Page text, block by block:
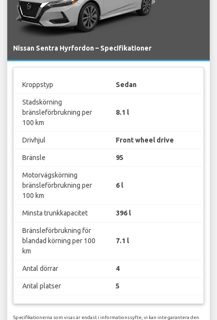
Nissan Sentra Hyrfordon – Specifikationer
Kroppstyp Sedan
Stadskörning
bränsleförbrukning per
100 km
8.1 l
Drivhjul Front wheel drive
Bränsle 95
Motorvägskörning
bränsleförbrukning per
100 km
6 l
Minsta trunkkapacitet 396 l
Bränsleförbrukning för
blandad körning per 100
km
7.1 l
Antal dörrar 4
Antal platser 5
Specifikationerna som visas är endast i informationssyfte, vi kan inte garantera den